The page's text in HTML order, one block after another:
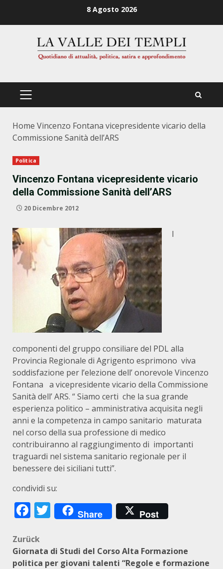
8 Agosto 2026
PRIMÄRES
Home Vincenzo Fontana vicepresidente vicario della
Commissione Sanità dell’ARS
Politica
Vincenzo Fontana vicepresidente vicario
della Commissione Sanità dell’ARS
20 Dicembre 2012
I
componenti del gruppo consiliare del PDL alla
Provincia Regionale di Agrigento esprimono viva
soddisfazione per l’elezione dell’ onorevole Vincenzo
Fontana a vicepresidente vicario della Commissione
Sanità dell’ ARS. “ Siamo certi che la sua grande
esperienza politico – amministrativa acquisita negli
anni e la competenza in campo sanitario maturata
nel corso della sua professione di medico
contribuiranno al raggiungimento di importanti
traguardi nel sistema sanitario regionale per il
benessere dei siciliani tutti”.
condividi su:
Facebook
Twitter
Share Post
Beitragsnavigation
Zurück
Giornata di Studi del Corso Alta Formazione
politica per giovani talenti “Regole e formazione